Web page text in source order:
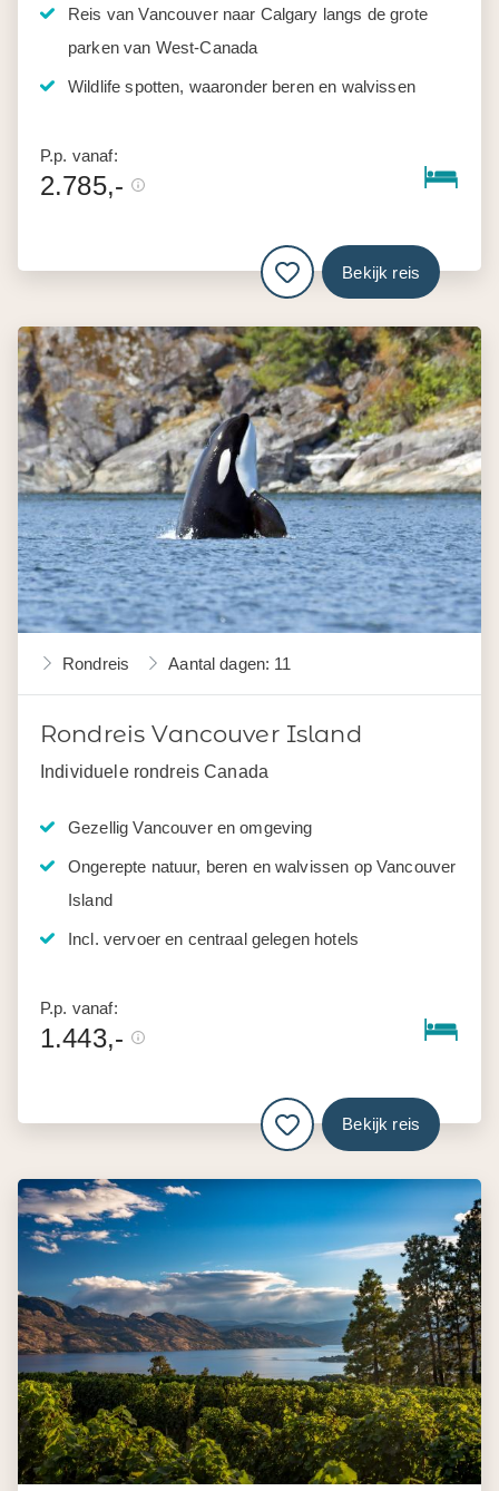
Reis van Vancouver naar Calgary langs de grote
parken van West-Canada
Wildlife spotten, waaronder beren en walvissen
P.p. vanaf:
2.785,-
Bekijk reis
Rondreis Aantal dagen: 11
Rondreis Vancouver Island
Individuele rondreis Canada
Gezellig Vancouver en omgeving
Ongerepte natuur, beren en walvissen op Vancouver
Island
Incl. vervoer en centraal gelegen hotels
P.p. vanaf:
1.443,-
Bekijk reis